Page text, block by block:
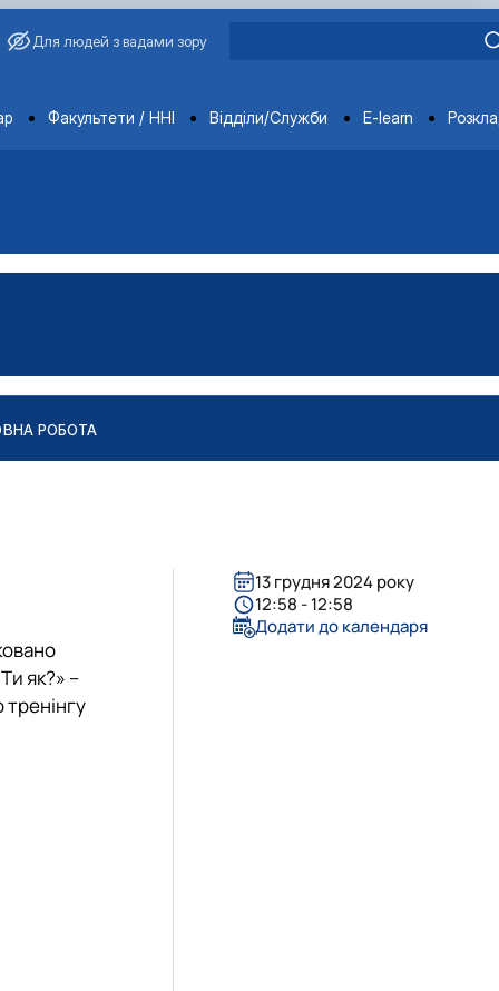
Для людей з вадами зору
Факультети / ННІ Відділи/Служби E-learn
та консультуван…
робота та консультуван…
та консультуван…
РОБОТА
як?» –
13 грудня 2024 року
12:58 - 12:58
Додати до календаря